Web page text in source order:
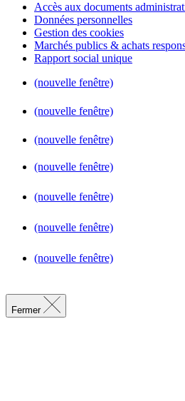
Accès aux documents
Données personnelles
Gestion des cookies
Marchés publics & achats
Rapport social unique
(nouvelle fenêtre)
(nouvelle fenêtre)
(nouvelle fenêtre)
(nouvelle fenêtre)
(nouvelle fenêtre)
(nouvelle fenêtre)
(nouvelle fenêtre)
Fermer